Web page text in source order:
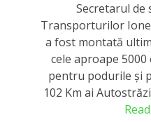
Secretarul
Transporturilor
a fost montată
cele aproape
pentru podurile şi
102 Km ai